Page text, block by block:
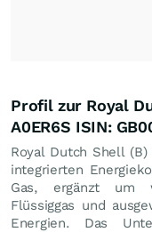
Profil zur Royal
A0ER6S ISIN:
Royal Dutch Shell
integrierten
Gas, ergänzt um
Flüssiggas und
Energien. Das